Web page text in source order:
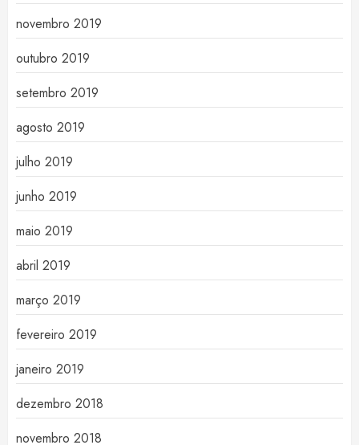
novembro 2019
outubro 2019
setembro 2019
agosto 2019
julho 2019
junho 2019
maio 2019
abril 2019
março 2019
fevereiro 2019
janeiro 2019
dezembro 2018
novembro 2018